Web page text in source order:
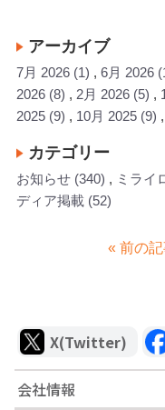
アーカイブ
7月 2026 (1) 6月 2026
2026 (8) 2月 2026 (5)
2025 (9) 10月 2025 (9)
カテゴリー
お知らせ (340) ミライ
ディア掲載 (52)
« 前の
X(Twitter)
会社情報